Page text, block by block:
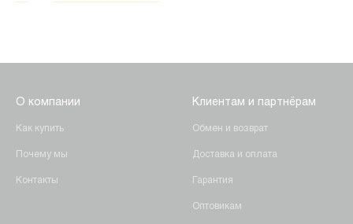
О компании
Как купить
Почему мы
Контакты
Клиентам и партнёрам
Обмен и возврат
Доставка и оплата
Гарантия
Оптовикам